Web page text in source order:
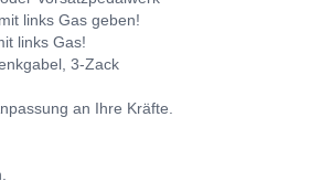
links Gas geben!
links Gas!
3-Zack
an Ihre Kräfte.